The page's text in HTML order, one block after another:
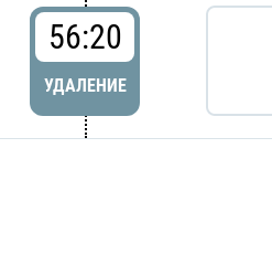
56:20
УДАЛЕНИЕ